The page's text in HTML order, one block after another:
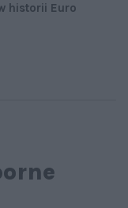
historii Euro